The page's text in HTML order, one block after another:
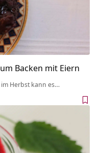
Backen mit Eiern
im Herbst kann es…